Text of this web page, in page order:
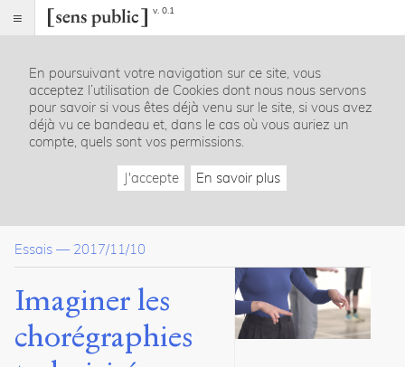
v. 0.1
Index
Article
Table
des
Des cyborgs ordinaires
Bibliographie
Dossier(s)
Corps contemporain et espace vécu
En poursuivant votre navigation sur ce site, vous
acceptez l’utilisation de Cookies dont nous nous servons
pour savoir si vous êtes déjà venu sur le site, si vous avez
déjà vu ce bandeau et, dans le cas où vous auriez un
compte, quels sont vos permissions.
J'accepte En savoir plus
Essais — 2017/11/10
Imaginer les
chorégraphies